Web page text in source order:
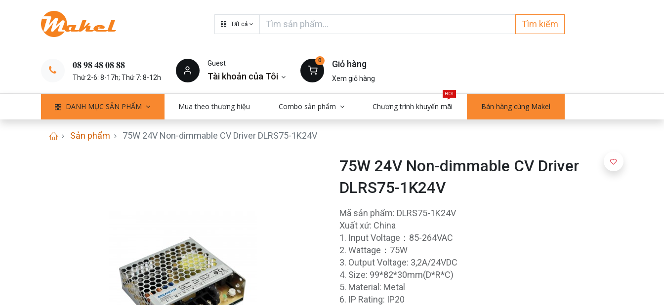
Tất cả Tìm kiếm
𝟎𝟖 𝟗𝟖 𝟒𝟖 𝟎𝟖 𝟖𝟖
Thứ 2-6: 8-17h; Thứ 7: 8-12h
Guest
Tài khoản của Tôi
0 Giỏ hàng
Xem giỏ hàng
DANH MỤC SẢN PHẨM Mua theo thương hiệu Combo sản phẩm Chương trình khuyến mãi
HOT
Bán hàng cùng Makel
Sản phẩm 75W 24V Non-dimmable CV Driver DLRS75-1K24V
75W 24V Non-dimmable CV Driver
DLRS75-1K24V
Mã sản phẩm: DLRS75-1K24V
Xuất xứ: China
1. Input Voltage：85-264VAC
2. Wattage：75W
3. Output Voltage: 3,2A/24VDC
4. Size: 99*82*30mm(D*R*C)
5. Material: Metal
6. IP Rating: IP20